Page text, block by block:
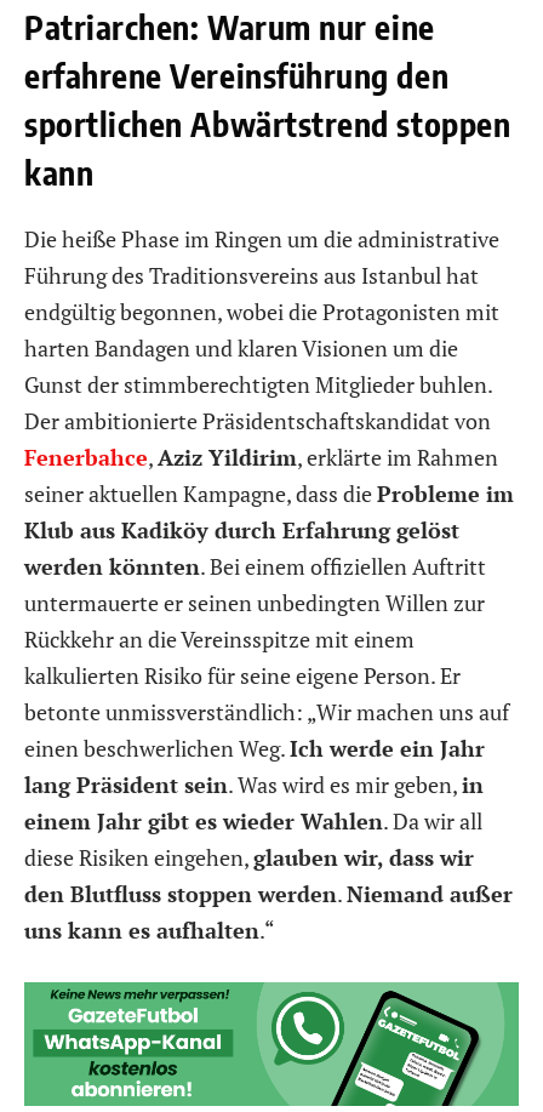
Patriarchen: Warum nur eine
erfahrene Vereinsführung den
sportlichen Abwärtstrend stoppen
kann
Die heiße Phase im Ringen um die administrative
Führung des Traditionsvereins aus Istanbul hat
endgültig begonnen, wobei die Protagonisten mit
harten Bandagen und klaren Visionen um die
Gunst der stimmberechtigten Mitglieder buhlen.
Der ambitionierte Präsidentschaftskandidat von
Fenerbahce,Aziz Yildirim, erklärte im Rahmen
seiner aktuellen Kampagne, dass dieProbleme im
Klub aus Kadiköy durch Erfahrung gelöst
werden könnten. Bei einem offiziellen Auftritt
untermauerte er seinen unbedingten Willen zur
Rückkehr an die Vereinsspitze mit einem
kalkulierten Risiko für seine eigene Person. Er
betonte unmissverständlich: „Wir machen uns auf
einen beschwerlichen Weg.Ich werde ein Jahr
lang Präsident sein. Was wird es mir geben,in
einem Jahr gibt es wieder Wahlen. Da wir all
diese Risiken eingehen,glauben wir, dass wir
den Blutfluss stoppen werden.Niemand außer
uns kann es aufhalten.“